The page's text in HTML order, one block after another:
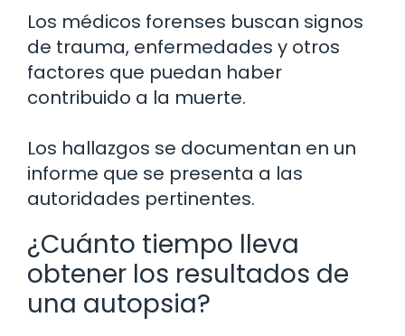
Los médicos forenses buscan signos
de trauma, enfermedades y otros
factores que puedan haber
contribuido a la muerte.
Los hallazgos se documentan en un
informe que se presenta a las
autoridades pertinentes.
¿Cuánto tiempo lleva
obtener los resultados de
una autopsia?